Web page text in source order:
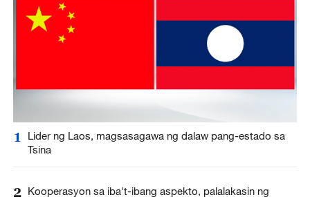
1
Lider ng Laos, magsasagawa ng dalaw pang-estado sa
Tsina
2 Kooperasyon sa iba't-ibang aspekto, palalakasin ng